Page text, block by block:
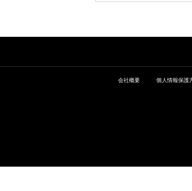
会社概要 個人情報保護